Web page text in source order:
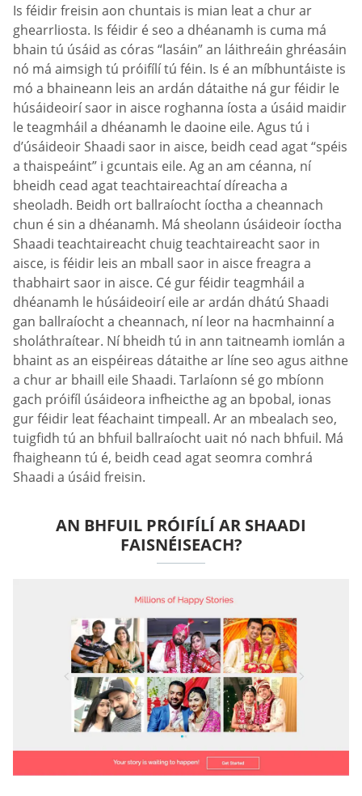
Is féidir freisin aon chuntais is mian leat a chur ar
ghearrliosta. Is féidir é seo a dhéanamh is cuma má
bhain tú úsáid as córas “lasáin” an láithreáin ghréasáin
nó má aimsigh tú próifílí tú féin. Is é an míbhuntáiste is
mó a bhaineann leis an ardán dátaithe ná gur féidir le
húsáideoirí saor in aisce roghanna íosta a úsáid maidir
le teagmháil a dhéanamh le daoine eile. Agus tú i
d’úsáideoir Shaadi saor in aisce, beidh cead agat “spéis
a thaispeáint” i gcuntais eile. Ag an am céanna, ní
bheidh cead agat teachtaireachtaí díreacha a
sheoladh. Beidh ort ballraíocht íoctha a cheannach
chun é sin a dhéanamh. Má sheolann úsáideoir íoctha
Shaadi teachtaireacht chuig teachtaireacht saor in
aisce, is féidir leis an mball saor in aisce freagra a
thabhairt saor in aisce. Cé gur féidir teagmháil a
dhéanamh le húsáideoirí eile ar ardán dhátú Shaadi
gan ballraíocht a cheannach, ní leor na hacmhainní a
sholáthraítear. Ní bheidh tú in ann taitneamh iomlán a
bhaint as an eispéireas dátaithe ar líne seo agus aithne
a chur ar bhaill eile Shaadi. Tarlaíonn sé go mbíonn
gach próifíl úsáideora infheicthe ag an bpobal, ionas
gur féidir leat féachaint timpeall. Ar an mbealach seo,
tuigfidh tú an bhfuil ballraíocht uait nó nach bhfuil. Má
fhaigheann tú é, beidh cead agat seomra comhrá
Shaadi a úsáid freisin.
AN BHFUIL PRÓIFÍLÍ AR SHAADI
FAISNÉISEACH?